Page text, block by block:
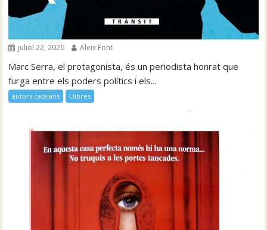
juliol 22, 2026 Aleix Font
Marc Serra, el protagonista, és un periodista honrat que
furga entre els poders polítics i els...
autors catalans Llibres